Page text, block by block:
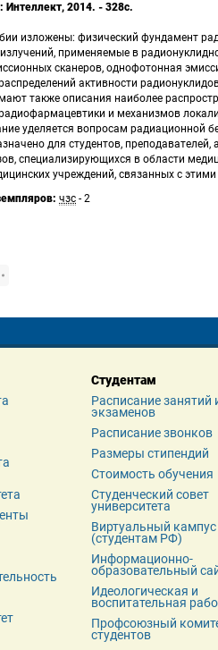
Интеллект, 2014. - 328с.
изложены: физический фундамент
применяемые в
сканеров, однофотонная
активности
также описания наиболее
и механизмов
уделяется вопросам радиационной
для студентов,
специализирующихся в области
учреждений, связанных с
чзс - 2
Студентам
Расписание занятий
экзаменов
Расписание звонков
Размеры стипендий
Стоимость обучения
Студенческий совет
университета
Виртуальный кампус
(студентам РФ)
Информационно-
образовательный
Идеологическая и
воспитательная
Профсоюзный
студентов